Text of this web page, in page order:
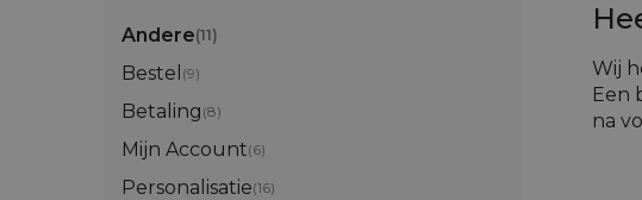
Andere(11)
Bestel (9)
Betaling (8)
Mijn Account(6)
Personalisatie(16)
Wij
Een
na